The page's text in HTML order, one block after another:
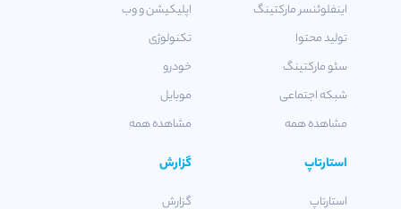
اینفلوئنسر مارکتینگ
تولید محتوا
سئو مارکتینگ
شبکه اجتماعی
مشاهده همه
اپلیکیشن و وب
تکنولوژی
خودرو
موبایل
مشاهده همه
استارتاپ
استارتاپ
گزارش
گزارش